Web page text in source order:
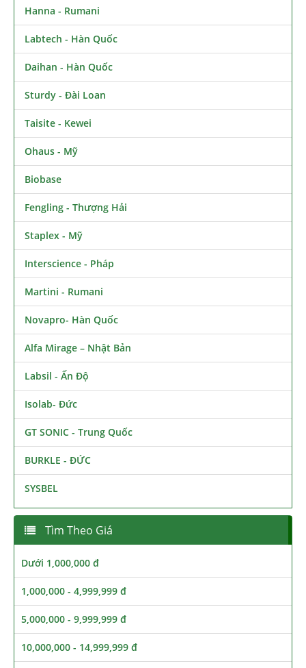
Hanna - Rumani
Labtech - Hàn Quốc
Daihan - Hàn Quốc
Sturdy - Đài Loan
Taisite - Kewei
Ohaus - Mỹ
Biobase
Fengling - Thượng Hải
Staplex - Mỹ
Interscience - Pháp
Martini - Rumani
Novapro- Hàn Quốc
Alfa Mirage – Nhật Bản
Labsil - Ấn Độ
Isolab- Đức
GT SONIC - Trung Quốc
BURKLE - ĐỨC
SYSBEL
Tìm Theo Giá
Dưới 1,000,000 đ
1,000,000 - 4,999,999 đ
5,000,000 - 9,999,999 đ
10,000,000 - 14,999,999 đ